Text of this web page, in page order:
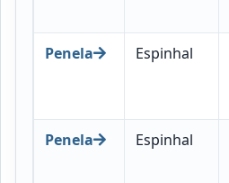
Penela Espinhal
Penela Espinhal